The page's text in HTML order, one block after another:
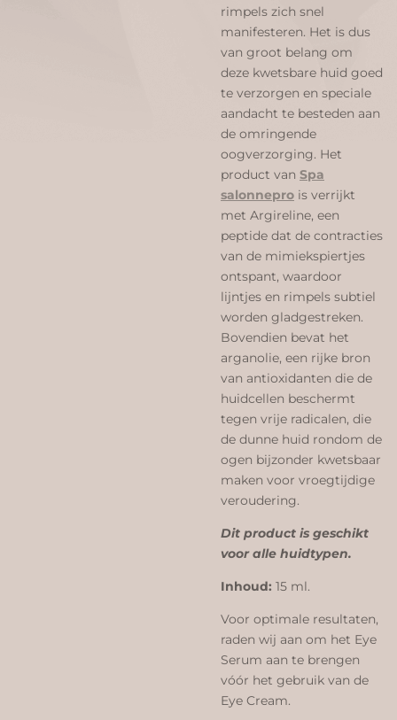
rimpels zich snel
manifesteren. Het is dus
van groot belang om
deze kwetsbare huid goed
te verzorgen en speciale
aandacht te besteden aan
de omringende
oogverzorging. Het
product van Spa
salonnepro is verrijkt
met Argireline, een
peptide dat de contracties
van de mimiekspiertjes
ontspant, waardoor
lijntjes en rimpels subtiel
worden gladgestreken.
Bovendien bevat het
arganolie, een rijke bron
van antioxidanten die de
huidcellen beschermt
tegen vrije radicalen, die
de dunne huid rondom de
ogen bijzonder kwetsbaar
maken voor vroegtijdige
veroudering.
Dit product is geschikt
voor alle huidtypen.
Inhoud: 15 ml.
Voor optimale resultaten,
raden wij aan om het Eye
Serum aan te brengen
vóór het gebruik van de
Eye Cream.